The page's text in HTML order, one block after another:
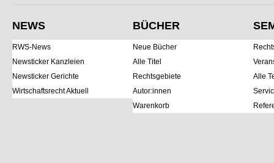
NEWS
RWS-News
Newsticker Kanzleien
Newsticker Gerichte
Wirtschaftsrecht Aktuell
BÜCHER
Neue Bücher
Alle Titel
Rechtsgebiete
Autor:innen
Warenkorb
Alle